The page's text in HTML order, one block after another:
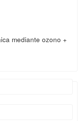
mediante ozono +